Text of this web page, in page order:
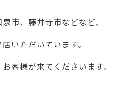
市、藤井寺市などなど、
いただいています。
客様が来てくださいます。